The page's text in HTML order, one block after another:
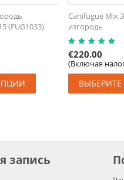
(FUG1033)
Canifugue Mix
изгородь
€220.00
(Включая
запись